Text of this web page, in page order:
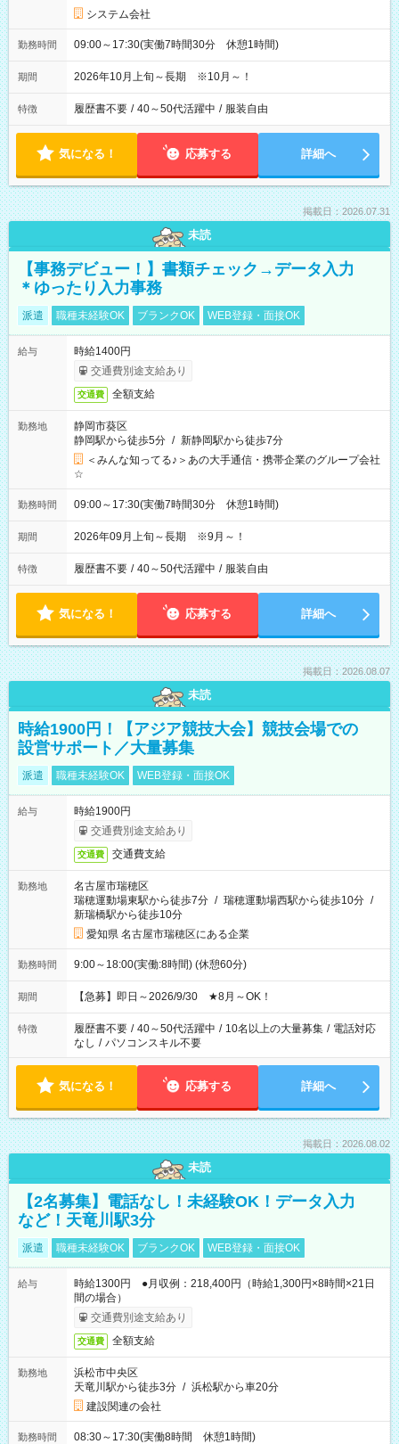
システム会社
勤務時間 09:00～17:30(実働7時間30分 休憩1時間)
期間 2026年10月上旬～長期 ※10月～！
特徴 履歴書不要 / 40～50代活躍中 / 服装自由
気になる！ 応募する 詳細へ
掲載日：2026.07.31
未読
【事務デビュー！】書類チェック→データ入力
＊ゆったり入力事務
派遣 職種未経験OK ブランクOK WEB登録・面接OK
給与
時給1400円
交通費別途支給あり
交通費 全額支給
勤務地
静岡市葵区
静岡駅から徒歩5分 / 新静岡駅から徒歩7分
＜みんな知ってる♪＞あの大手通信・携帯企業のグループ会社
☆
勤務時間 09:00～17:30(実働7時間30分 休憩1時間)
期間 2026年09月上旬～長期 ※9月～！
特徴 履歴書不要 / 40～50代活躍中 / 服装自由
気になる！ 応募する 詳細へ
掲載日：2026.08.07
未読
時給1900円！【アジア競技大会】競技会場での
設営サポート／大量募集
派遣 職種未経験OK WEB登録・面接OK
給与
時給1900円
交通費別途支給あり
交通費 交通費支給
勤務地
名古屋市瑞穂区
瑞穂運動場東駅から徒歩7分 / 瑞穂運動場西駅から徒歩10分 /
新瑞橋駅から徒歩10分
愛知県 名古屋市瑞穂区にある企業
勤務時間 9:00～18:00(実働:8時間) (休憩60分)
期間 【急募】即日～2026/9/30 ★8月～OK！
特徴 履歴書不要 / 40～50代活躍中 / 10名以上の大量募集 / 電話対応
なし / パソコンスキル不要
気になる！ 応募する 詳細へ
掲載日：2026.08.02
未読
【2名募集】電話なし！未経験OK！データ入力
など！天竜川駅3分
派遣 職種未経験OK ブランクOK WEB登録・面接OK
給与
時給1300円 ●月収例：218,400円（時給1,300円×8時間×21日
間の場合）
交通費別途支給あり
交通費 全額支給
勤務地
浜松市中央区
天竜川駅から徒歩3分 / 浜松駅から車20分
建設関連の会社
勤務時間 08:30～17:30(実働8時間 休憩1時間)